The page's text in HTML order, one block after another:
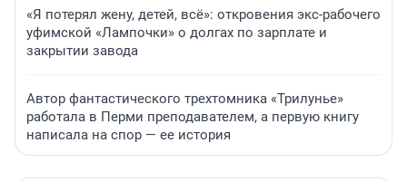
«Я потерял жену, детей, всё»: откровения экс-рабочего
уфимской «Лампочки» о долгах по зарплате и
закрытии завода
Автор фантастического трехтомника «Трилунье»
работала в Перми преподавателем, а первую книгу
написала на спор — ее история